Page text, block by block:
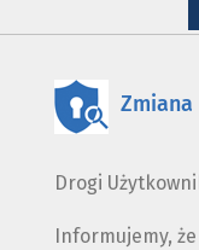
Drogi
Informujemy,